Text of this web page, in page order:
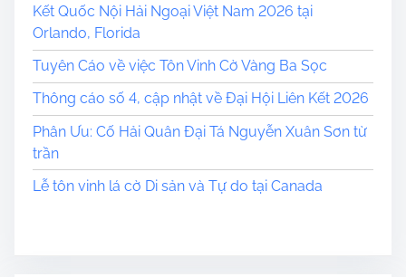
Kết Quốc Nội Hải Ngoại Việt Nam 2026 tại
Orlando, Florida
Tuyên Cáo về việc Tôn Vinh Cờ Vàng Ba Sọc
Thông cáo số 4, cập nhật về Đại Hội Liên Kết 2026
Phân Ưu: Cố Hải Quân Đại Tá Nguyễn Xuân Sơn từ
trần
Lễ tôn vinh lá cờ Di sản và Tự do tại Canada